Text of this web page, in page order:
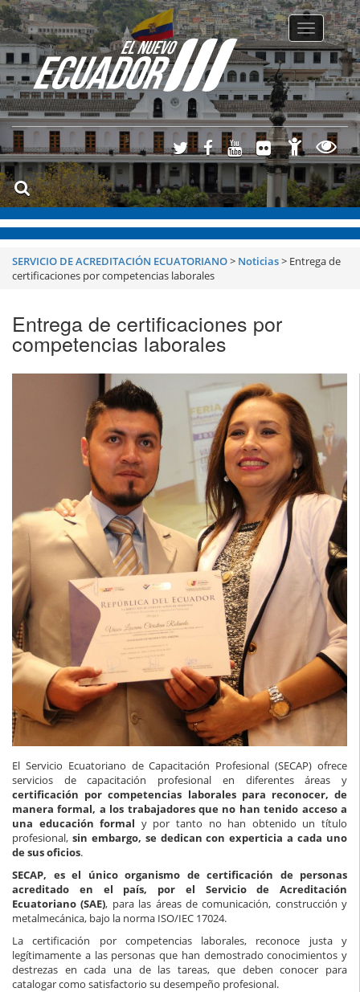
Toggle
SERVICIO DE ACREDITACIÓN ECUATORIANO> Noticias> Entrega de
certificaciones por competencias laborales
Entrega de certificaciones por
competencias laborales
El Servicio Ecuatoriano de Capacitación Profesional (SECAP) ofrece
servicios de capacitación profesional en diferentes áreas y
certificación por competencias laborales para reconocer, de
manera formal, a los trabajadores que no han tenido acceso a
una educación formal y por tanto no han obtenido un título
profesional, sin embargo, se dedican con experticia a cada uno
de sus oficios.
SECAP, es el único organismo de certificación de personas
acreditado en el país, por el Servicio de Acreditación
Ecuatoriano (SAE), para las áreas de comunicación, construcción y
metalmecánica, bajo la norma ISO/IEC 17024.
La certificación por competencias laborales, reconoce justa y
legítimamente a las personas que han demostrado conocimientos y
destrezas en cada una de las tareas, que deben conocer para
catalogar como satisfactorio su desempeño profesional.